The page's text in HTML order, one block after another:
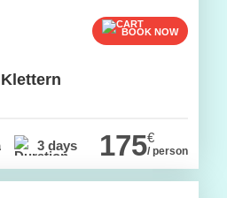
BOOK NOW
3 days 175€
/ person